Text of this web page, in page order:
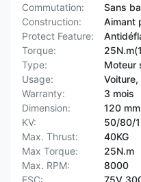
Commutation:
Sans
Construction:
Aimant
Protect Feature:
Torque:
Type:
Moteur
Usage:
Warranty:
3 mois
Dimension:
120
KV:
50/80/
Max. Thrust:
40KG
Max Torque:
25N.m
Max. RPM:
8000
ESC:
75V